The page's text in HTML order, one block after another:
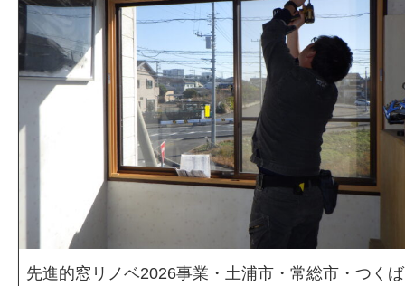
先進的窓リノベ2026事業・土浦市・常総市・つくば